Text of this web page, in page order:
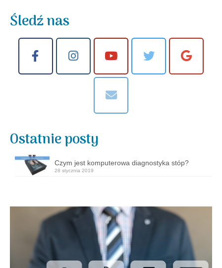
Śledź nas
Ostatnie posty
Czym jest komputerowa diagnostyka stóp?
28 stycznia 2019